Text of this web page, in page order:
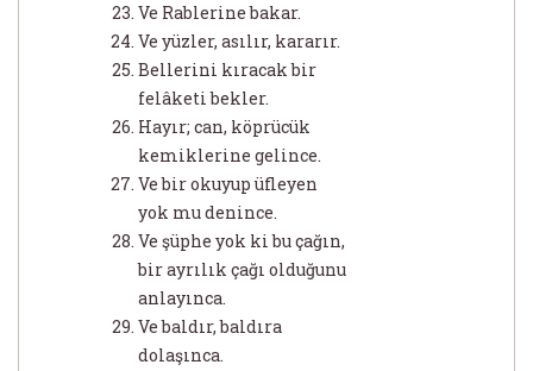
Ve Rablerine bakar.
Ve yüzler, asılır, kararır.
Bellerini kıracak bir
felâketi bekler.
Hayır; can, köprücük
kemiklerine gelince.
Ve bir okuyup üfleyen
yok mu denince.
Ve şüphe yok ki bu çağın,
bir ayrılık çağı olduğunu
anlayınca.
Ve baldır, baldıra
dolaşınca.